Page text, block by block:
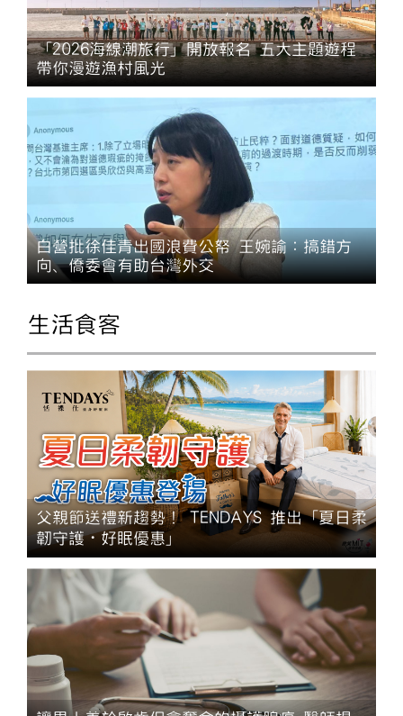
「2026海線潮旅行」開放報名 五大主題遊程
帶你漫遊漁村風光
白營批徐佳青出國浪費公帑 王婉諭：搞錯方
向、僑委會有助台灣外交
生活食客
父親節送禮新趨勢！ TENDAYS 推出「夏日柔
韌守護・好眠優惠」